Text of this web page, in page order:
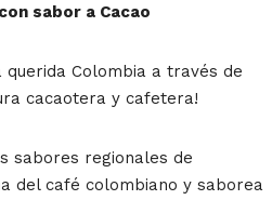
sabor a Cacao
querida Colombia a través de
cacaotera y cafetera!
sabores regionales de
del café colombiano y saborea